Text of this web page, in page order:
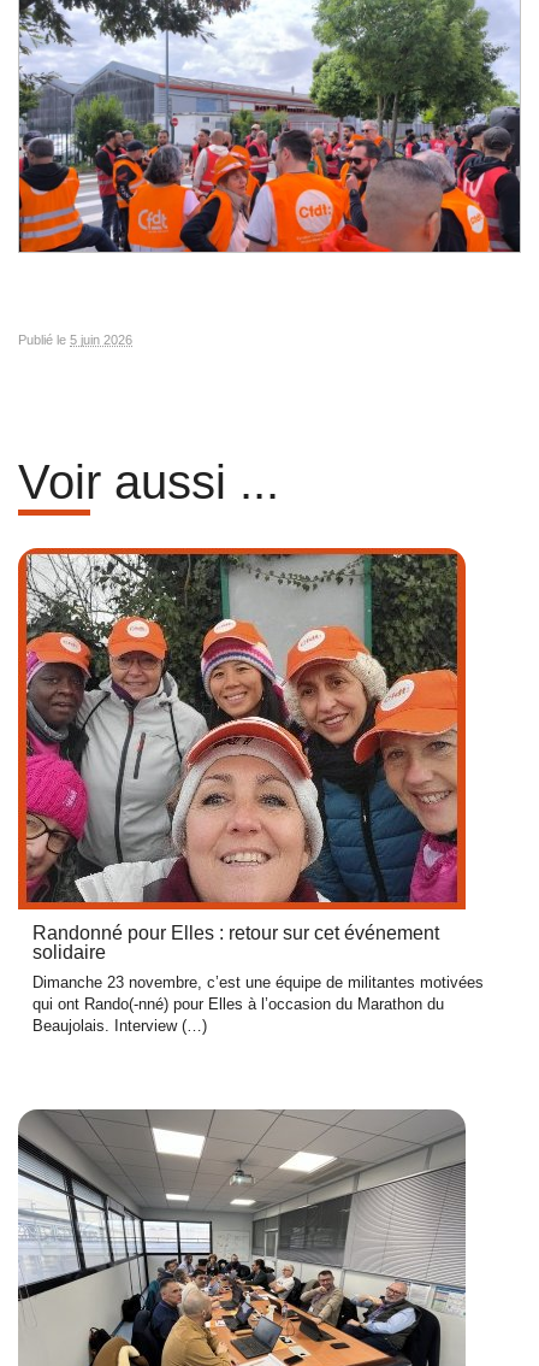
Publié le 5 juin 2026
Voir aussi ...
Randonné pour Elles : retour sur cet événement
solidaire
Dimanche 23 novembre, c’est une équipe de militantes motivées
qui ont Rando(-nné) pour Elles à l’occasion du Marathon du
Beaujolais. Interview (…)